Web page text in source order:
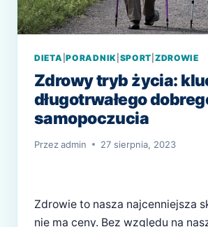
DIETA |PORADNIK SPORT ZDROWIE
Zdrowy tryb życia:
długotrwałego
samopoczucia
Przezadmin 27 sierpnia, 2023
Zdrowie to nasza najcenniejsza
nie ma ceny. Bez względu na